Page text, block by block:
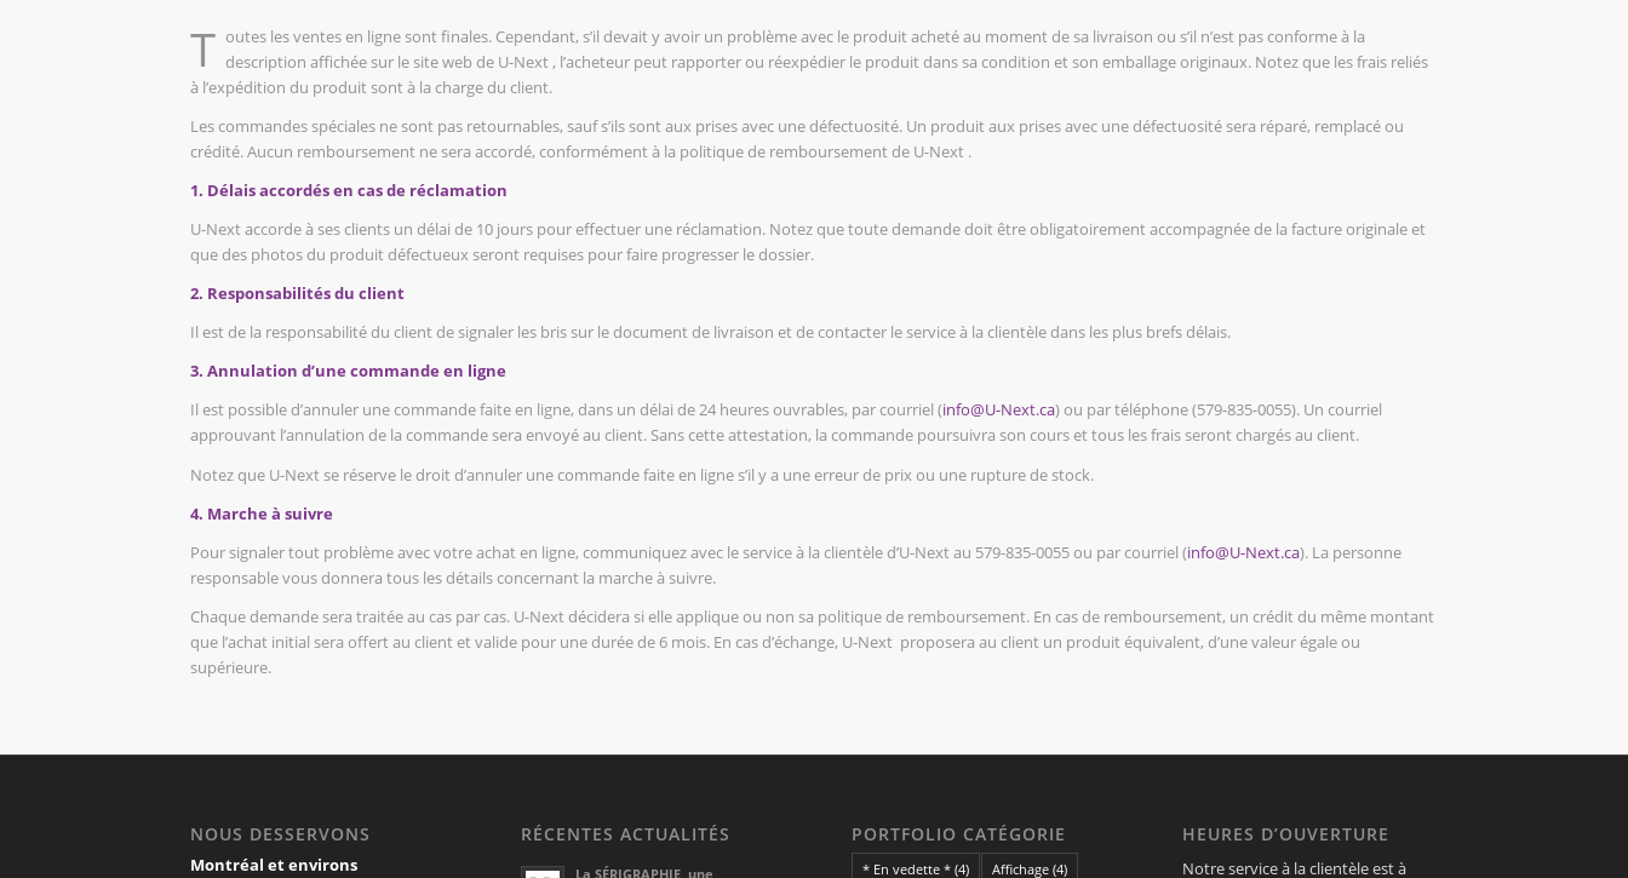
T outes les ventes en ligne sont finales. Cependant, s’il devait y avoir un problème avec le produit acheté au moment de sa livraison ou s’il n’est pas conforme à la
description affichée sur le site web de U-Next , l’acheteur peut rapporter ou réexpédier le produit dans sa condition et son emballage originaux. Notez que les frais reliés
à l’expédition du produit sont à la charge du client.
Les commandes spéciales ne sont pas retournables, sauf s’ils sont aux prises avec une défectuosité. Un produit aux prises avec une défectuosité sera réparé, remplacé ou
crédité. Aucun remboursement ne sera accordé, conformément à la politique de remboursement de U-Next .
1. Délais accordés en cas de réclamation
U-Next accorde à ses clients un délai de 10 jours pour effectuer une réclamation. Notez que toute demande doit être obligatoirement accompagnée de la facture originale et
que des photos du produit défectueux seront requises pour faire progresser le dossier.
2. Responsabilités du client
Il est de la responsabilité du client de signaler les bris sur le document de livraison et de contacter le service à la clientèle dans les plus brefs délais.
3. Annulation d’une commande en ligne
Il est possible d’annuler une commande faite en ligne, dans un délai de 24 heures ouvrables, par courriel (info@U-Next.ca) ou par téléphone (579-835-0055). Un courriel
approuvant l’annulation de la commande sera envoyé au client. Sans cette attestation, la commande poursuivra son cours et tous les frais seront chargés au client.
Notez que U-Next se réserve le droit d’annuler une commande faite en ligne s’il y a une erreur de prix ou une rupture de stock.
4. Marche à suivre
Pour signaler tout problème avec votre achat en ligne, communiquez avec le service à la clientèle d’U-Next au 579-835-0055 ou par courriel (info@U-Next.ca). La personne
responsable vous donnera tous les détails concernant la marche à suivre.
Chaque demande sera traitée au cas par cas. U-Next décidera si elle applique ou non sa politique de remboursement. En cas de remboursement, un crédit du même montant
que l’achat initial sera offert au client et valide pour une durée de 6 mois. En cas d’échange, U-Next proposera au client un produit équivalent, d’une valeur égale ou
supérieure.
NOUS DESSERVONS
Montréal et environs
RÉCENTES ACTUALITÉS
La SÉRIGRAPHIE, une
PORTFOLIO CATÉGORIE
* En vedette *(4) Affichage(4)
HEURES D’OUVERTURE
Notre service à la clientèle est à